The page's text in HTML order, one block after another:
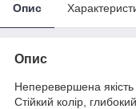
Опис
Опис
Неперевершена
Стійкий колір,